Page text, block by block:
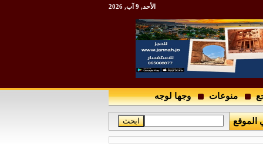
الأحد, 9 آب, 2026
منوعات وجها لوجه
الموقع